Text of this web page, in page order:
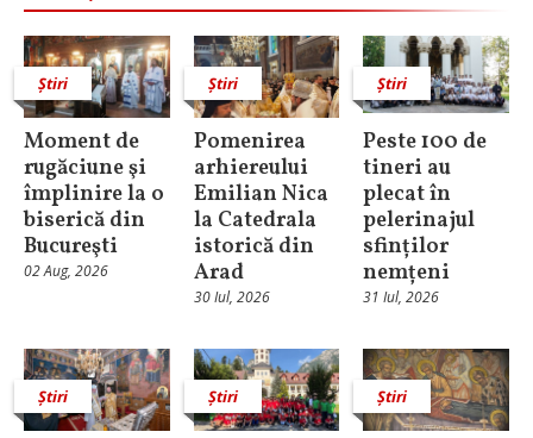
Știri
Moment de
rugăciune şi
împlinire la o
biserică din
Bucureşti
02 Aug, 2026
Știri
Pomenirea
arhiereului
Emilian Nica
la Catedrala
istorică din
Arad
30 Iul, 2026
Știri
Peste 100 de
tineri au
plecat în
pelerinajul
sfinților
nemțeni
31 Iul, 2026
Știri Știri Știri